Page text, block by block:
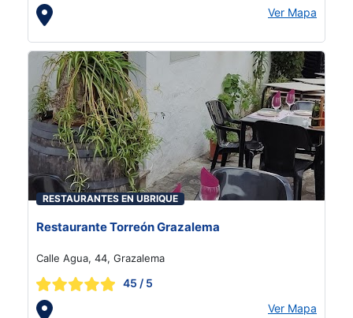
Ver Mapa
RESTAURANTES EN UBRIQUE
Restaurante Torreón Grazalema
Calle Agua, 44, Grazalema
45 / 5
Ver Mapa